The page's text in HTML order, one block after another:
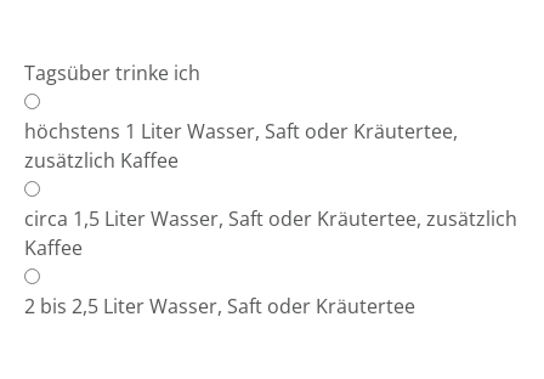
Tagsüber trinke ich
höchstens 1 Liter Wasser, Saft oder Kräutertee,
zusätzlich Kaffee
circa 1,5 Liter Wasser, Saft oder Kräutertee, zusätzlich
Kaffee
2 bis 2,5 Liter Wasser, Saft oder Kräutertee